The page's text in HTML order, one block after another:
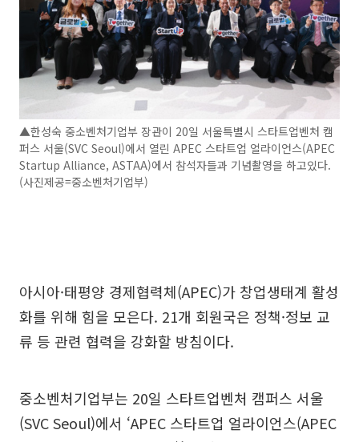
▲한성숙 중소벤처기업부 장관이 20일 서울특별시 스타트업벤처 캠
퍼스 서울(SVC Seoul)에서 열린 APEC 스타트업 얼라이언스(APEC
Startup Alliance, ASTAA)에서 참석자들과 기념촬영을 하고있다.
(사진제공=중소벤처기업부)
아시아·태평양 경제협력체(APEC)가 창업생태계 활성
화를 위해 힘을 모은다. 21개 회원국은 정책·정보 교
류 등 관련 협력을 강화할 방침이다.
중소벤처기업부는 20일 스타트업벤처 캠퍼스 서울
(SVC Seoul)에서 ‘APEC 스타트업 얼라이언스(APEC